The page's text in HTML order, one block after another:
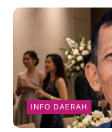
INFO DAERAH